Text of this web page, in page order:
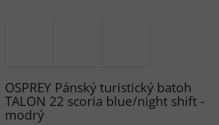
OSPREY Pánský turistický batoh
TALON 22 scoria blue/night shift -
modrý